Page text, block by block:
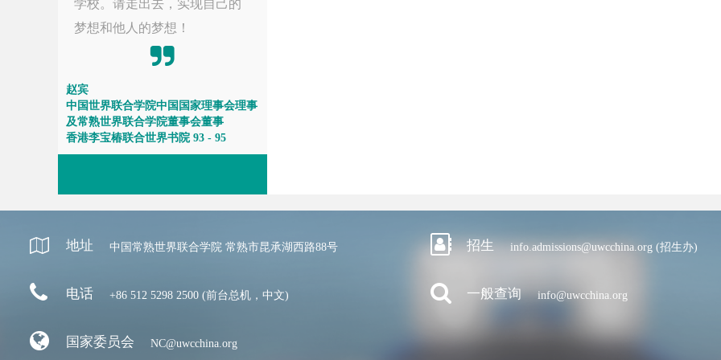
学校。请走出去，实现自己的
梦想和他人的梦想！
赵宾
中国世界联合学院中国国家理事会理事
及常熟世界联合学院董事会董事
香港李宝椿联合世界书院 93 - 95
地址 中国常熟世界联合学院 常熟市昆承湖西路88号 招生 info.admissions@uwcchina.org (招生办)
电话 +86 512 5298 2500 (前台总机，中文) 一般查询 info@uwcchina.org
国家委员会 NC@uwcchina.org